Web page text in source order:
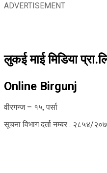
ADVERTISEMENT
लुकई माई मिडिया
Online Birgunj
वीरगन्ज – १५, पर्सा
सूचना विभाग दर्ता नम्बर : २८५४/